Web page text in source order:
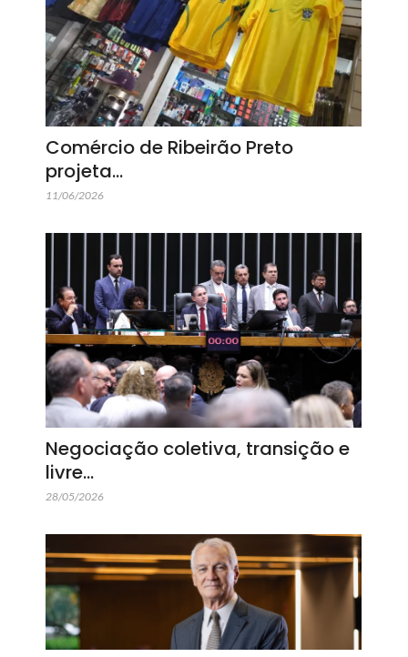
Comércio de Ribeirão Preto
projeta…
11/06/2026
Negociação coletiva, transição e
livre…
28/05/2026